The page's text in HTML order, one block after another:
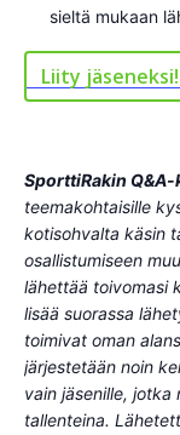
sieltä mukaan
Liity jäseneksi!
SporttiRakin
teemakohtaisille
kotisohvalta käsin
osallistumiseen
lähettää toivomasi
lisää suorassa
toimivat oman
järjestetään noin
vain jäsenille,
tallenteina.